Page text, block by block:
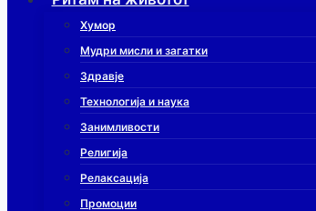
Хумор
Мудри мисли и загатки
Здравје
Технологија и наука
Занимливости
Религија
Релаксација
Промоции